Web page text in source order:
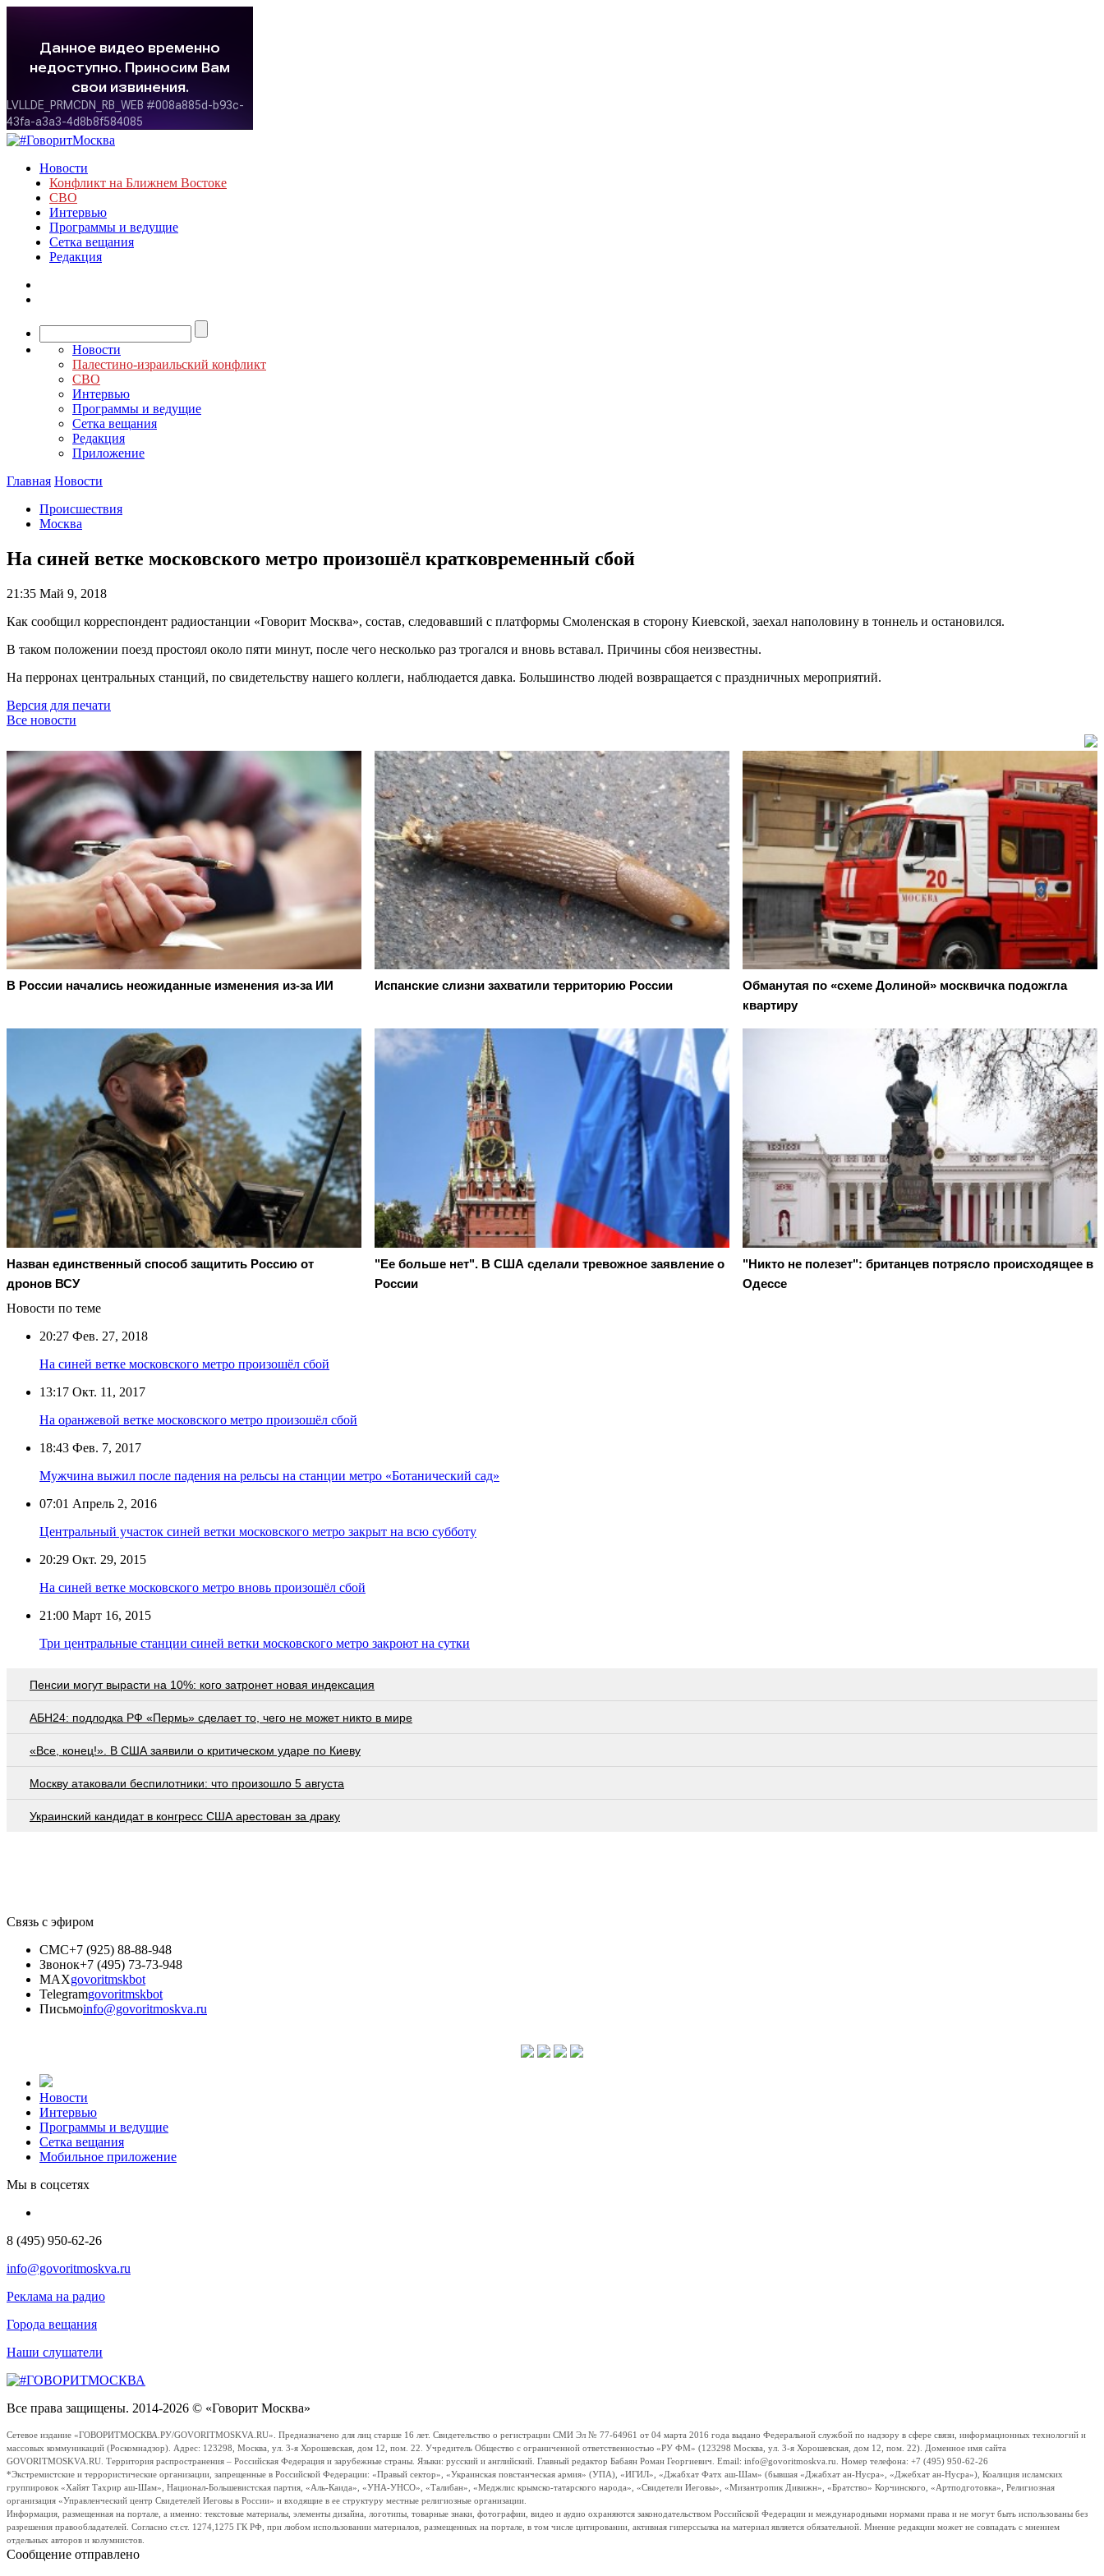
Новости
Конфликт на Ближнем Востоке
СВО
Интервью
Программы и ведущие
Сетка вещания
Редакция
Новости
Палестино-израильский конфликт
СВО
Интервью
Программы и ведущие
Сетка вещания
Редакция
Приложение
Главная Новости
Происшествия
Москва
На синей ветке московского метро произошёл кратковременный сбой
21:35 Май 9, 2018
Как сообщил корреспондент радиостанции «Говорит Москва», состав, следовавший с платформы Смоленская в сторону Киевской, заехал наполовину в тоннель и остановился.
В таком положении поезд простоял около пяти минут, после чего несколько раз трогался и вновь вставал. Причины сбоя неизвестны.
На перронах центральных станций, по свидетельству нашего коллеги, наблюдается давка. Большинство людей возвращается с праздничных мероприятий.
Версия для печати
Все новости
В России начались неожиданные изменения из-за ИИ Испанские слизни захватили территорию России
Обманутая по «схеме Долиной» москвичка подожгла
квартиру
Назван единственный способ защитить Россию от
дронов ВСУ
"Ее больше нет". В США сделали тревожное заявление о
России
"Никто не полезет": британцев потрясло происходящее в
Одессе
Новости по теме
20:27 Фев. 27, 2018
На синей ветке московского метро произошёл сбой
13:17 Окт. 11, 2017
На оранжевой ветке московского метро произошёл сбой
18:43 Фев. 7, 2017
Мужчина выжил после падения на рельсы на станции метро «Ботанический сад»
07:01 Апрель 2, 2016
Центральный участок синей ветки московского метро закрыт на всю субботу
20:29 Окт. 29, 2015
На синей ветке московского метро вновь произошёл сбой
21:00 Март 16, 2015
Три центральные станции синей ветки московского метро закроют на сутки
Пенсии могут вырасти на 10%: кого затронет новая индексация
АБН24: подлодка РФ «Пермь» сделает то, чего не может никто в мире
«Все, конец!». В США заявили о критическом ударе по Киеву
Москву атаковали беспилотники: что произошло 5 августа
Украинский кандидат в конгресс США арестован за драку
Связь с эфиром
СМС+7 (925) 88-88-948
Звонок+7 (495) 73-73-948
MAXgovoritmskbot
Telegramgovoritmskbot
Письмоinfo@govoritmoskva.ru
Новости
Интервью
Программы и ведущие
Сетка вещания
Мобильное приложение
Мы в соцсетях
8 (495) 950-62-26
info@govoritmoskva.ru
Реклама на радио
Города вещания
Наши слушатели
Все права защищены. 2014-2026 © «Говорит Москва»
Сетевое издание «ГОВОРИТМОСКВА.РУ/GOVORITMOSKVA.RU». Предназначено для лиц старше 16 лет. Свидетельство о регистрации СМИ Эл № 77-64961 от 04 марта 2016 года выдано Федеральной службой по надзору в сфере связи, информационных технологий и
массовых коммуникаций (Роскомнадзор). Адрес: 123298, Москва, ул. 3-я Хорошевская, дом 12, пом. 22. Учредитель Общество с ограниченной ответственностью «РУ ФМ» (123298 Москва, ул. 3-я Хорошевская, дом 12, пом. 22). Доменное имя сайта
GOVORITMOSKVA.RU. Территория распространения – Российская Федерация и зарубежные страны. Языки: русский и английский. Главный редактор Бабаян Роман Георгиевич. Email: info@govoritmoskva.ru. Номер телефона: +7 (495) 950-62-26
*Экстремистские и террористические организации, запрещенные в Российской Федерации: «Правый сектор», «Украинская повстанческая армия» (УПА), «ИГИЛ», «Джабхат Фатх аш-Шам» (бывшая «Джабхат ан-Нусра», «Джебхат ан-Нусра»), Коалиция исламских
группировок «Хайят Тахрир аш-Шам», Национал-Большевистская партия, «Аль-Каида», «УНА-УНСО», «Талибан», «Меджлис крымско-татарского народа», «Свидетели Иеговы», «Мизантропик Дивижн», «Братство» Корчинского, «Артподготовка», Религиозная
организация «Управленческий центр Свидетелей Иеговы в России» и входящие в ее структуру местные религиозные организации.
Информация, размещенная на портале, а именно: текстовые материалы, элементы дизайна, логотипы, товарные знаки, фотографии, видео и аудио охраняются законодательством Российской Федерации и международными нормами права и не могут быть использованы без
разрешения правообладателей. Согласно ст.ст. 1274,1275 ГК РФ, при любом использовании материалов, размещенных на портале, в том числе цитировании, активная гиперссылка на материал является обязательной. Мнение редакции может не совпадать с мнением
отдельных авторов и колумнистов.
Сообщение отправлено